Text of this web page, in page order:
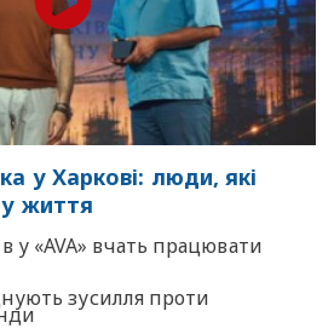
у Харкові: люди, які
життя
у «AVA» вчать працювати
зусилля проти